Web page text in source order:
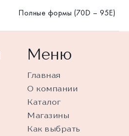
Полные формы (70D – 95E)
Меню
Главная
О компании
Каталог
Магазины
Как выбрать